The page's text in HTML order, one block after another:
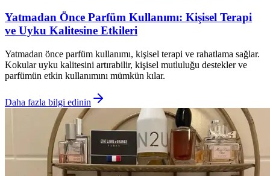
Yatmadan Önce Parfüm Kullanımı: Kişisel Terapi
ve Uyku Kalitesine Etkileri
Yatmadan önce parfüm kullanımı, kişisel terapi ve rahatlama sağlar.
Kokular uyku kalitesini artırabilir, kişisel mutluluğu destekler ve
parfümün etkin kullanımını mümkün kılar.
Daha fazla bilgi edinin